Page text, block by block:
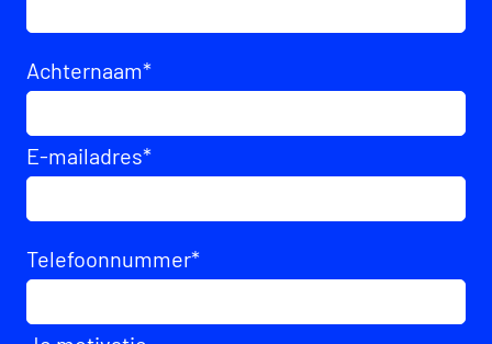
Achternaam*
E-mailadres*
Telefoonnummer*